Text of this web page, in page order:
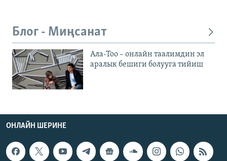
Блог - Миңсанат
Ала-Тоо – онлайн таалимдин эл
аралык бешиги болууга тийиш
ОНЛАЙН ШЕРИНЕ